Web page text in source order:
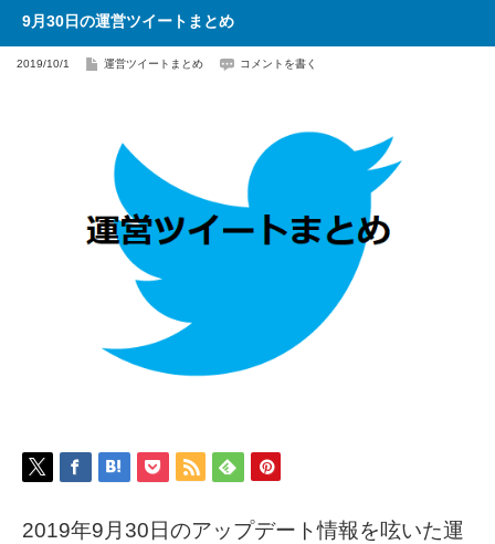
9月30日の運営ツイートまとめ
2019/10/1 運営ツイートまとめ コメントを書く
2019年9月30日のアップデート情報を呟いた運